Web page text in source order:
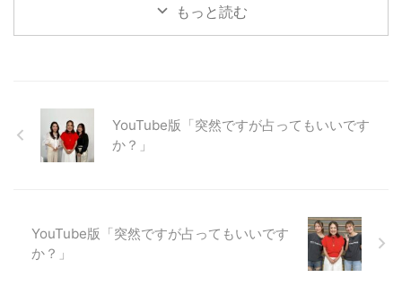
よかったら見てみてください もっと読む
YouTube版「突然ですが占ってもいいです
か？」
YouTube版「突然ですが占ってもいいです
か？」